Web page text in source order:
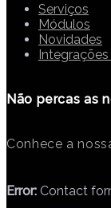
Serviços
Módulos
Novidades
Não percas as
Conhece a
Error: Contact